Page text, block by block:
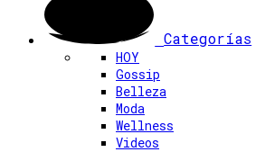
Categorías
HOY
Gossip
Belleza
Moda
Wellness
Videos